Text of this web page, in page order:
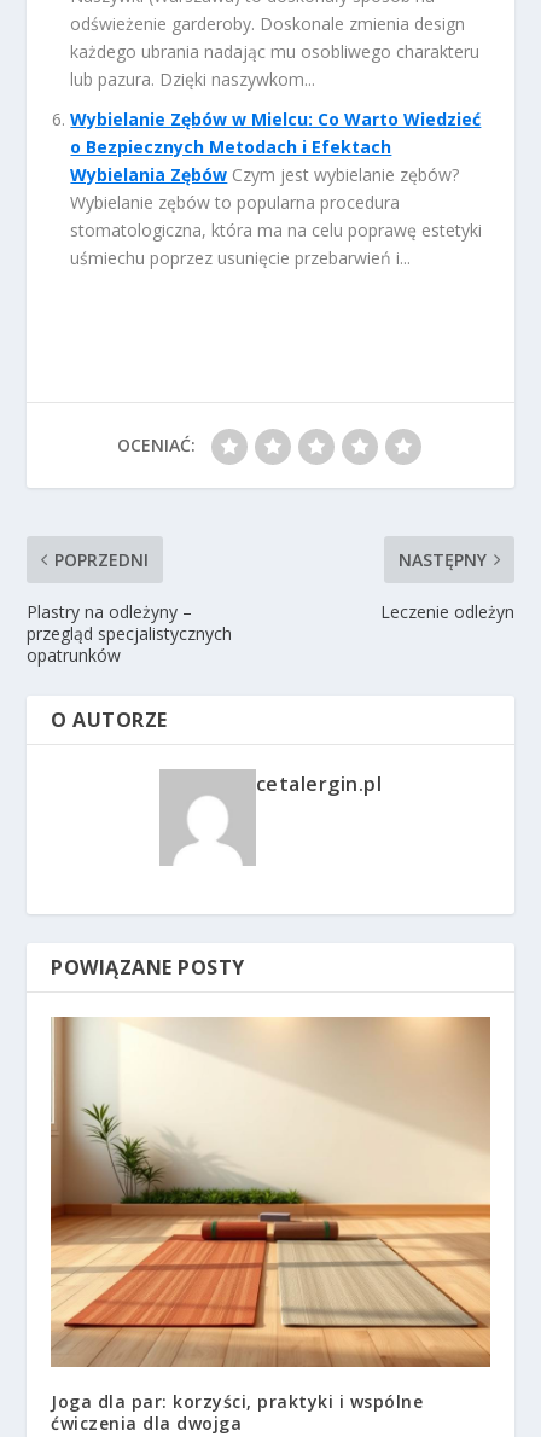
odświeżenie garderoby. Doskonale zmienia design
każdego ubrania nadając mu osobliwego charakteru
lub pazura. Dzięki naszywkom...
Wybielanie Zębów w Mielcu: Co Warto Wiedzieć
o Bezpiecznych Metodach i Efektach
Wybielania Zębów Czym jest wybielanie zębów?
Wybielanie zębów to popularna procedura
stomatologiczna, która ma na celu poprawę estetyki
uśmiechu poprzez usunięcie przebarwień i...
OCENIAĆ:
POPRZEDNI
Plastry na odleżyny –
przegląd specjalistycznych
opatrunków
NASTĘPNY
Leczenie odleżyn
O AUTORZE
cetalergin.pl
POWIĄZANE POSTY
Joga dla par: korzyści, praktyki i wspólne
ćwiczenia dla dwojga